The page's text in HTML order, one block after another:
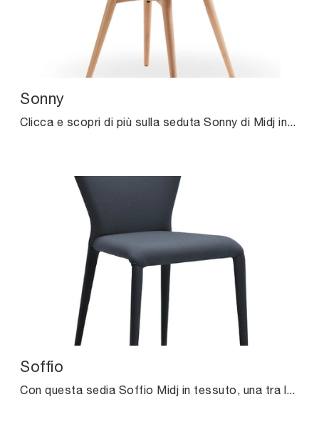
Sonny
Clicca e scopri di più sulla seduta Sonny di Midj in tessuto: le più esclusive Sedie fisse moderne ti attendono.
Soffio
Con questa sedia Soffio Midj in tessuto, una tra le nostre sedute fisse moderne, potrai impreziosire i tuoi interni.